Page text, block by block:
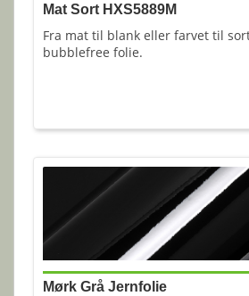
Mat Sort HXS5889M
Fra mat til blank eller farvet til
bubblefree folie.
Mørk Grå Jernfolie